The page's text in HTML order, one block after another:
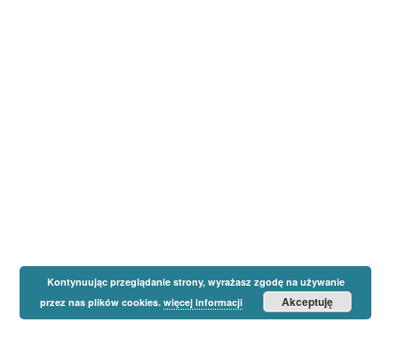
Kontynuując przeglądanie strony, wyrażasz zgodę na używanie
przez nas plików cookies. więcej informacji Akceptuję